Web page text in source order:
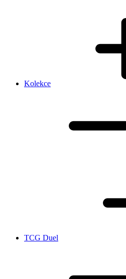
Kolekce
TCG Duel